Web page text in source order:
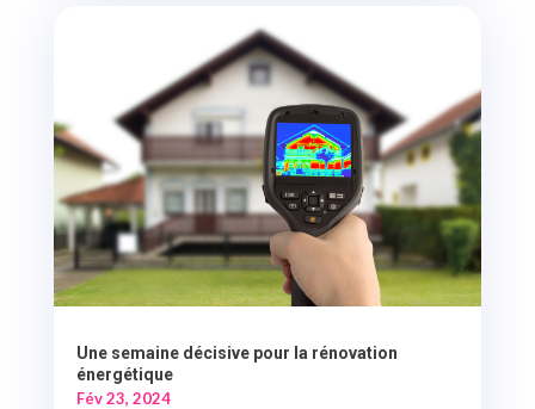
Une semaine décisive pour la rénovation
énergétique
Fév 23, 2024